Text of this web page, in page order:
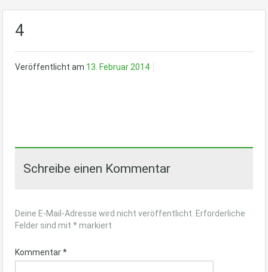
4
Veröffentlicht am 13. Februar 2014
Schreibe einen Kommentar
Deine E-Mail-Adresse wird nicht veröffentlicht. Erforderliche
Felder sind mit *markiert
Kommentar*